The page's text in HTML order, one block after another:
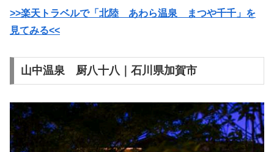
>>楽天トラベルで「北陸 あわら温泉 まつや千千」を
見てみる<<
山中温泉 厨八十八｜石川県加賀市